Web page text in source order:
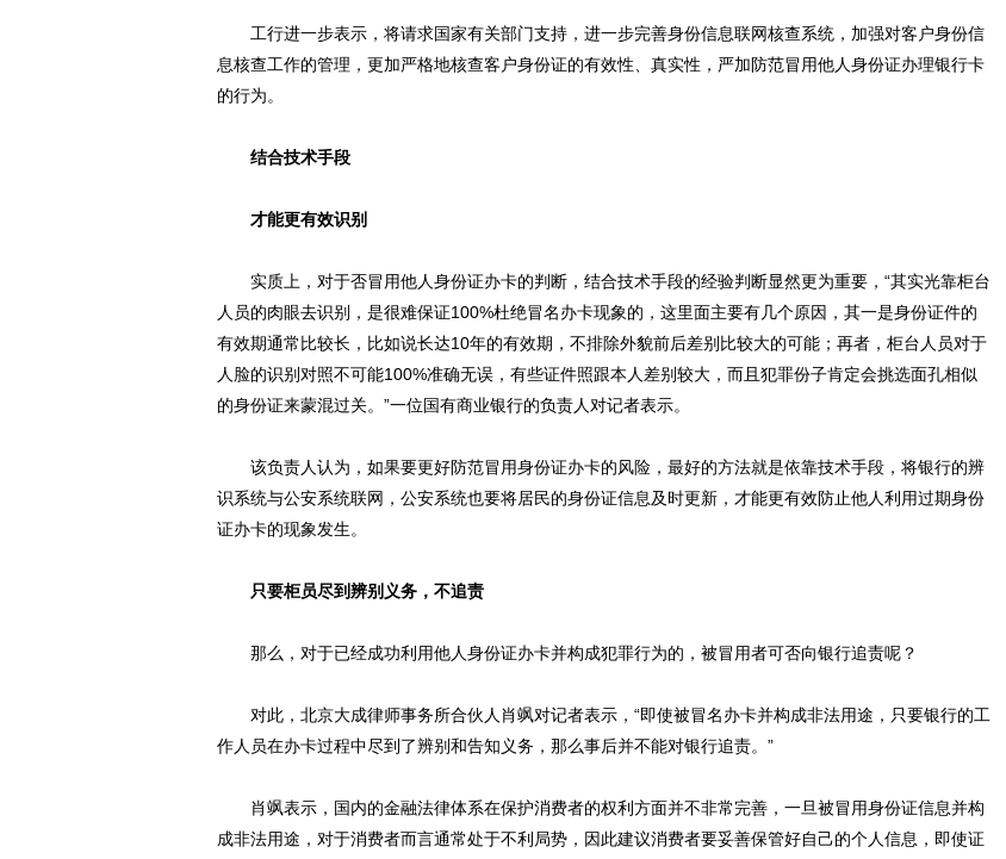
工行进一步表示，将请求国家有关部门支持，进一步完善身份信息联网核查系统，加强对客户身份信
息核查工作的管理，更加严格地核查客户身份证的有效性、真实性，严加防范冒用他人身份证办理银行卡
的行为。
结合技术手段
才能更有效识别
实质上，对于否冒用他人身份证办卡的判断，结合技术手段的经验判断显然更为重要，“其实光靠柜台
人员的肉眼去识别，是很难保证100%杜绝冒名办卡现象的，这里面主要有几个原因，其一是身份证件的
有效期通常比较长，比如说长达10年的有效期，不排除外貌前后差别比较大的可能；再者，柜台人员对于
人脸的识别对照不可能100%准确无误，有些证件照跟本人差别较大，而且犯罪份子肯定会挑选面孔相似
的身份证来蒙混过关。”一位国有商业银行的负责人对记者表示。
该负责人认为，如果要更好防范冒用身份证办卡的风险，最好的方法就是依靠技术手段，将银行的辨
识系统与公安系统联网，公安系统也要将居民的身份证信息及时更新，才能更有效防止他人利用过期身份
证办卡的现象发生。
只要柜员尽到辨别义务，不追责
那么，对于已经成功利用他人身份证办卡并构成犯罪行为的，被冒用者可否向银行追责呢？
对此，北京大成律师事务所合伙人肖飒对记者表示，“即使被冒名办卡并构成非法用途，只要银行的工
作人员在办卡过程中尽到了辨别和告知义务，那么事后并不能对银行追责。”
肖飒表示，国内的金融法律体系在保护消费者的权利方面并不非常完善，一旦被冒用身份证信息并构
成非法用途，对于消费者而言通常处于不利局势，因此建议消费者要妥善保管好自己的个人信息，即使证